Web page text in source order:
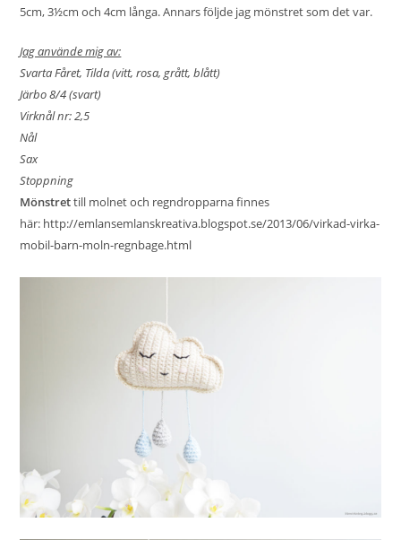
5cm, 3½cm och 4cm långa. Annars följde jag mönstret som det var.
Jag använde mig av:
Svarta Fåret, Tilda (vitt, rosa, grått, blått)
Järbo 8/4 (svart)
Virknål nr: 2,5
Nål
Sax
Stoppning
Mönstrettill molnet och regndropparna finnes
här: http://emlansemlanskreativa.blogspot.se/2013/06/virkad-virka-
mobil-barn-moln-regnbage.html